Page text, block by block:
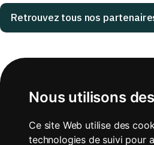
Nous utilisons
Ce site Web utilise des
technologies de suivi pour
Retrouvez tous nos